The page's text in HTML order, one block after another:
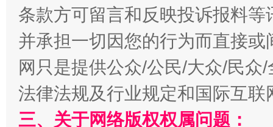
条款方可留言和反映投诉报料
并承担一切因您的行为而直接
网只是提供公众/公民/大众/民
法律法规及行业规定和国际互
三、关于网络版权权属问题：